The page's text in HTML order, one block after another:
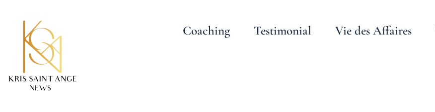
Coaching Testimonial Vie des Affaires